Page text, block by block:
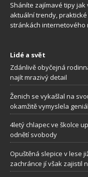
Sháníte zajímavé tipy
aktuální trendy,
stránkách internetového
Lidé a svět
Zdánlivě obyčejná
najít mrazivý detail
Ženich se vykašlal na
okamžitě vymyslela
4letý chlapec ve školce
odnětí svobody
Opuštěná slepice v lese
zachránce jí však zajistil